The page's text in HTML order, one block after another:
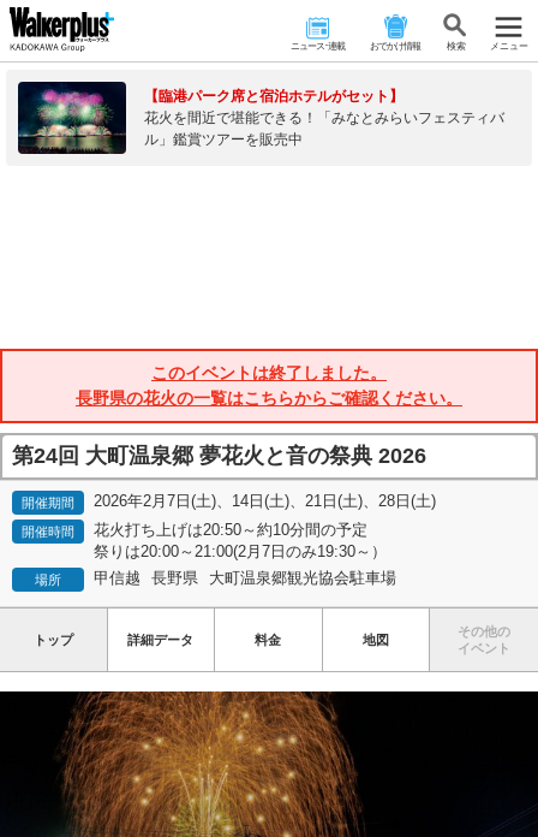
ニュース･連載 おでかけ情報 検 索 メニュー
【臨港パーク席と宿泊ホテルがセット】
花火を間近で堪能できる！「みなとみらいフェスティバ
ル」鑑賞ツアーを販売中
このイベントは終了しました。
長野県の花火の一覧はこちらからご確認ください。
第24回 大町温泉郷 夢花火と音の祭典 2026
開催期間 2026年2月7日(土)、14日(土)、21日(土)、28日(土)
開催時間
花火打ち上げは20:50～約10分間の予定
祭りは20:00～21:00(2月7日のみ19:30～）
場所 甲信越 長野県 大町温泉郷観光協会駐車場
トップ 詳細データ 料金 地図
その他の
イベント